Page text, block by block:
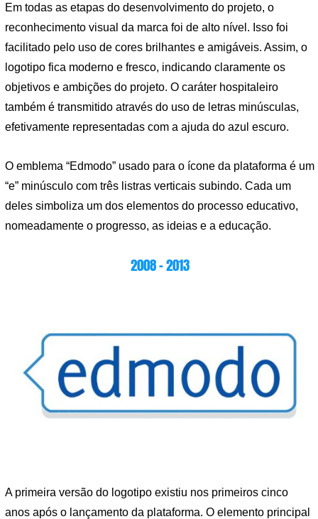
Em todas as etapas do desenvolvimento do projeto, o
reconhecimento visual da marca foi de alto nível. Isso foi
facilitado pelo uso de cores brilhantes e amigáveis. Assim, o
logotipo fica moderno e fresco, indicando claramente os
objetivos e ambições do projeto. O caráter hospitaleiro
também é transmitido através do uso de letras minúsculas,
efetivamente representadas com a ajuda do azul escuro.
O emblema “Edmodo” usado para o ícone da plataforma é um
“e” minúsculo com três listras verticais subindo. Cada um
deles simboliza um dos elementos do processo educativo,
nomeadamente o progresso, as ideias e a educação.
2008 – 2013
A primeira versão do logotipo existiu nos primeiros cinco
anos após o lançamento da plataforma. O elemento principal